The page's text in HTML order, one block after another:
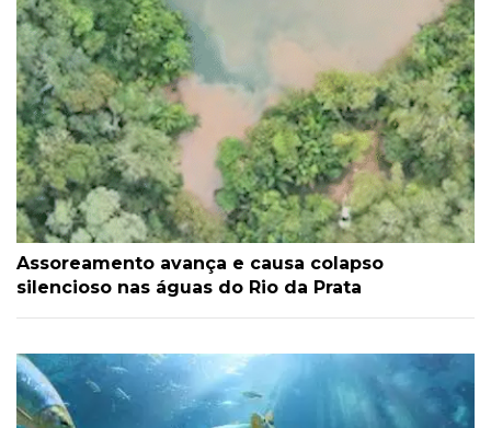
Assoreamento avança e causa colapso
silencioso nas águas do Rio da Prata